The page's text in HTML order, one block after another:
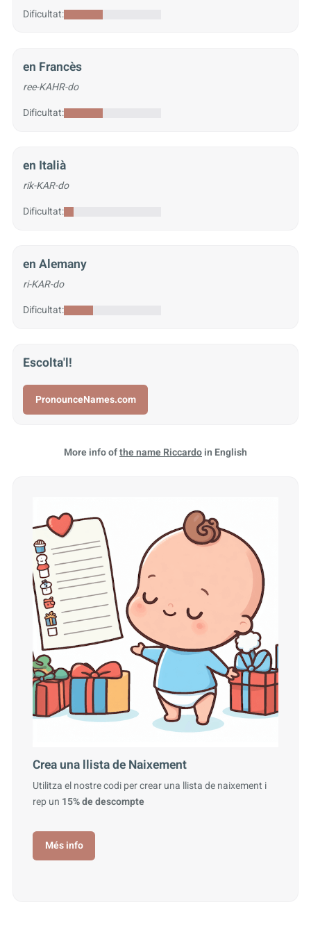
Dificultat:
en Francès
ree-KAHR-do
Dificultat:
en Italià
rik-KAR-do
Dificultat:
en Alemany
ri-KAR-do
Dificultat:
Escolta'l!
PronounceNames.com
More info ofthe name Riccardoin English
Crea una llista de Naixement
Utilitza el nostre codi per crear una llista de naixement i
rep un 15% de descompte
Més info